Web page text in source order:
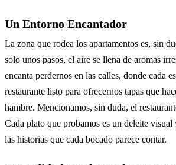
Un Entorno Encantador
La zona que rodea los apartamentos es, sin
solo unos pasos, el aire se llena de aromas
encanta perdernos en las calles, donde cada
restaurante listo para ofrecernos tapas que
hambre. Mencionamos, sin duda, el
Cada plato que probamos es un deleite
las historias que cada bocado parece contar.